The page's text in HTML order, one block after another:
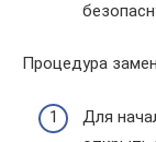
Процедура
Для